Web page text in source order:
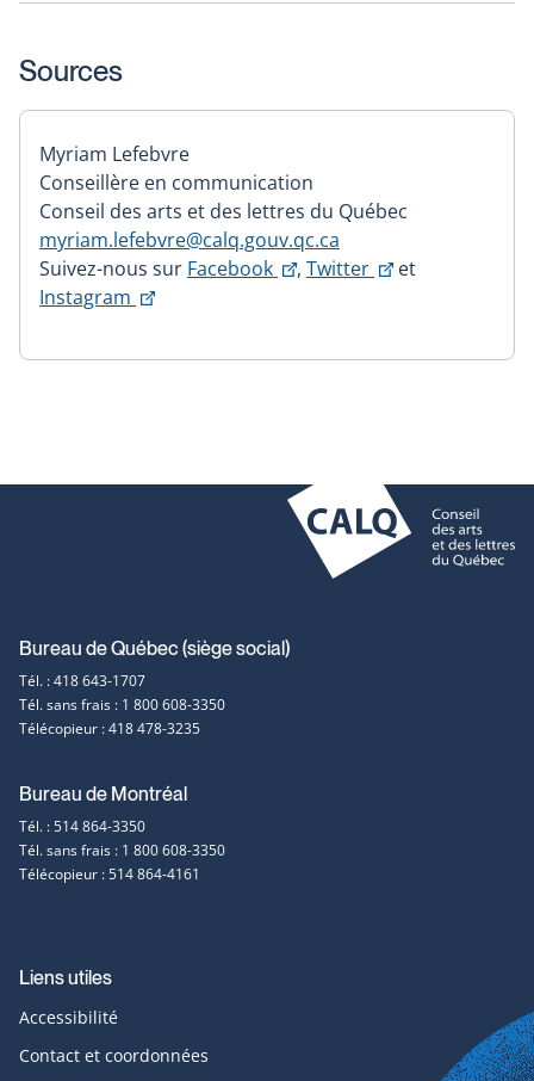
Sources
Myriam Lefebvre
Conseillère en communication
Conseil des arts et des lettres du Québec
myriam.lefebvre@calq.gouv.qc.ca
Suivez-nous sur Facebook
Ce
dans
, Twitter
Ce
dans
et
Instagram
Ce
s'ouvrira
Coordonnées
et
contact
Bureau de Québec (siège social)
Tél. : 418 643-1707
Tél. sans frais : 1 800 608-3350
Télécopieur : 418 478-3235
Bureau de Montréal
Tél. : 514 864-3350
Tél. sans frais : 1 800 608-3350
Télécopieur : 514 864-4161
Liens utiles
Accessibilité
Contact et coordonnées